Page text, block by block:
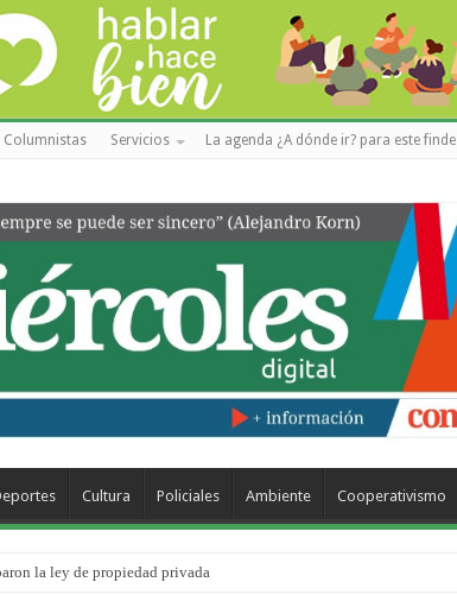
Columnistas Servicios La agenda ¿A dónde ir? para este finde
Cultura Policiales Ambiente Cooperativismo
la ley de propiedad privada
¿A dónde ir? para este finde